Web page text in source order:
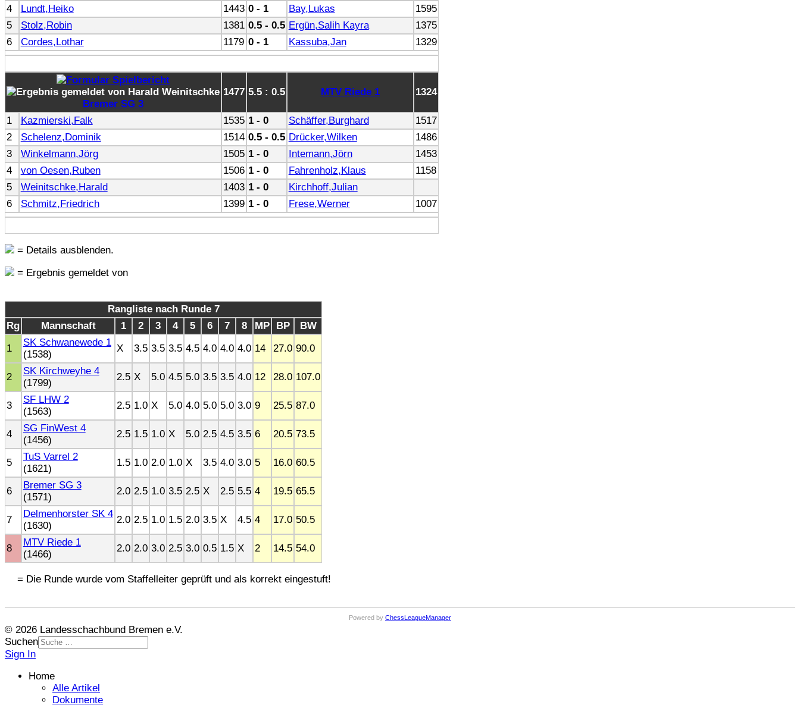
4
Lundt,Heiko 1443 0 - 1 Bay,Lukas
1595
5
Stolz,Robin 1381 0.5 - 0.5 Ergün,Salih Kayra
1375
6
Cordes,Lothar 1179 0 - 1 Kassuba,Jan 1329
Bremer SG 3
1477 5.5 : 0.5 MTV Riede 1 1324
1 Kazmierski,Falk 1535 1 - 0 Schäffer,Burghard
1517
2
Schelenz,Dominik 1514 0.5 - 0.5 Drücker,Wilken
1486
3
Winkelmann,Jörg 1505 1 - 0 Intemann,Jörn
1453
4
von Oesen,Ruben 1506 1 - 0 Fahrenholz,Klaus
1158
5
Weinitschke,Harald 1403 1 - 0
Kirchhoff,Julian
6
Schmitz,Friedrich 1399 1 - 0 Frese,Werner 1007
= Details ausblenden.
= Ergebnis gemeldet von
Rangliste nach Runde 7
Rg
Mannschaft 1 2 3 4 5 6 7 8 MP BP
BW
1
SK Schwanewede 1
(1538)
X 3.5 3.5 3.5 4.5 4.0 4.0 4.0 14 27.0 90.0
2
SK Kirchweyhe 4
(1799)
2.5 X 5.0 4.5 5.0 3.5 3.5 4.0 12 28.0 107.0
3
SF LHW 2
(1563)
2.5 1.0 X 5.0 4.0 5.0 5.0 3.0 9 25.5 87.0
4
SG FinWest 4
(1456)
2.5 1.5 1.0 X 5.0 2.5 4.5 3.5 6 20.5 73.5
5
TuS Varrel 2
(1621)
1.5 1.0 2.0 1.0 X 3.5 4.0 3.0 5 16.0 60.5
6
Bremer SG 3
(1571)
2.0 2.5 1.0 3.5 2.5 X 2.5 5.5 4 19.5 65.5
7
Delmenhorster SK 4
(1630)
2.0 2.5 1.0 1.5 2.0 3.5 X 4.5 4 17.0 50.5
8
MTV Riede 1
(1466)
2.0 2.0 3.0 2.5 3.0 0.5 1.5 X 2 14.5 54.0
= Die Runde wurde vom Staffelleiter geprüft und als korrekt eingestuft!
Powered by ChessLeagueManager
© 2026 Landesschachbund Bremen e.V.
Suchen
Sign In
Home
Alle Artikel
Dokumente